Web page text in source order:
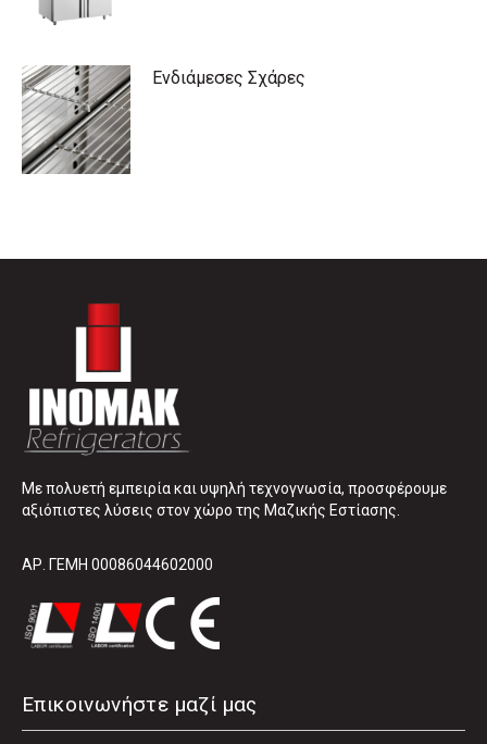
Ενδιάμεσες Σχάρες
Με πολυετή εμπειρία και υψηλή τεχνογνωσία, προσφέρουμε
αξιόπιστες λύσεις στον χώρο της Μαζικής Εστίασης.
ΑΡ. ΓΕΜΗ 00086044602000
Επικοινωνήστε μαζί μας